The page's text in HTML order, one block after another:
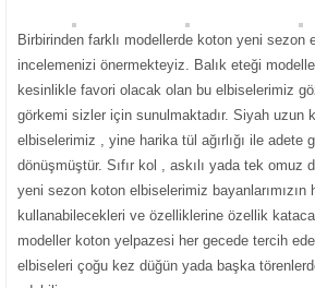
Birbirinden farklı modellerde koton yeni sezon
incelemenizi önermekteyiz. Balık eteği
kesinlikle favori olacak olan bu elbiselerimiz
görkemi sizler için sunulmaktadır. Siyah uzun
elbiselerimiz , yine harika tül ağırlığı ile adete
dönüşmüştür. Sıfır kol , askılı yada tek omuz
yeni sezon koton elbiselerimiz bayanlarımızın
kullanabilecekleri ve özelliklerine özellik
modeller koton yelpazesi her gecede tercih
elbiseleri çoğu kez düğün yada başka